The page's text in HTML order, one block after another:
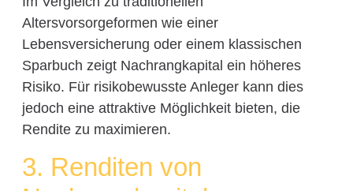
Altersvorsorgeformen wie einer
Lebensversicherung oder einem klassischen
Sparbuch zeigt Nachrangkapital ein höheres
Risiko. Für risikobewusste Anleger kann dies
jedoch eine attraktive Möglichkeit bieten, die
Rendite zu maximieren.
3. Renditen von